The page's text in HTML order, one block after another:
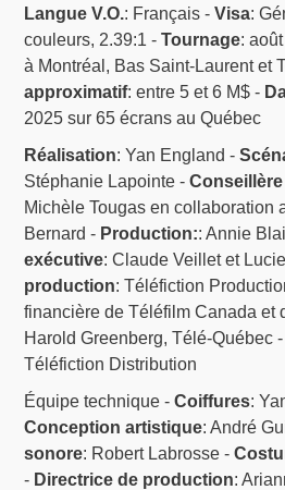
Langue V.O.: Français -Visa:
couleurs, 2.39:1 -Tournage:
à Montréal, Bas Saint-Laurent et
approximatif: entre 5 et 6 M$ -
2025 sur 65 écrans au Québec
Réalisation: Yan England -
Stéphanie Lapointe -
Michèle Tougas en collaboration
Bernard - Production:: Annie
exécutive: Claude Veillet et
production: Téléfiction
financière de Téléfilm Canada et
Harold Greenberg, Télé-Québec -
Téléfiction Distribution
Équipe technique -Coiffures:
Conception artistique: André
sonore: Robert Labrosse -
- Directrice de production: